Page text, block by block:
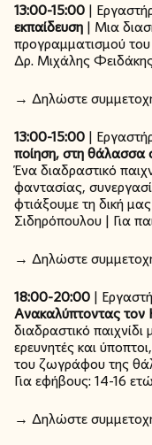
13:00-15:00 |
εκπαίδευση | Μια
προγραμματισμού
Δρ. Μιχάλης
→ Δηλώστε
13:00-15:00 |
ποίηση, στη θάλασσα
Ένα διαδραστικό
φαντασίας,
φτιάξουμε τη δική
Σιδηρόπουλου | Για
→ Δηλώστε
18:00-20:00 |
Ανακαλύπτοντας τον
διαδραστικό
ερευνητές και
του ζωγράφου της
Για εφήβους: 14-16
→ Δηλώστε